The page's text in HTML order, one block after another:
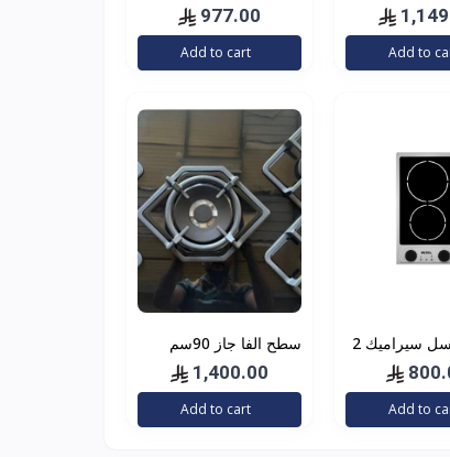
شبك ثقيل 90 سم ايطالي
Add to
شبك خفيف 90 سم
ايطالي
977.00
Add to cart
سطح بيكسل سيراميك 2
Add to
سطح الفا جاز 90سم
1,400.00
Add to cart